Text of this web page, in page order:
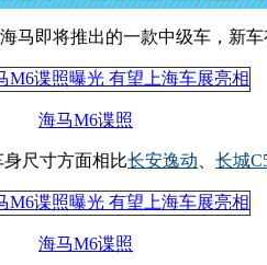
马即将推出的一款中级车，新
海马M6谍照
身尺寸方面相比长安逸动 长城
海马M6谍照